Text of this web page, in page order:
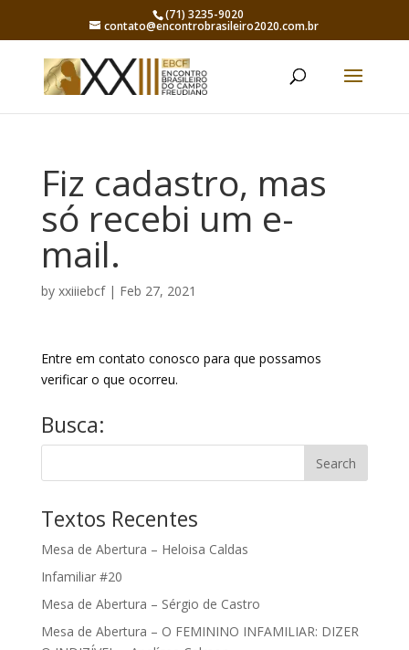
(71) 3235-9020
contato@encontrobrasileiro2020.com.br
Fiz cadastro, mas
só recebi um e-
mail.
by xxiiiebcf| Feb 27, 2021
Entre em contato conosco para que possamos
verificar o que ocorreu.
Busca:
Textos Recentes
Mesa de Abertura – Heloisa Caldas
Infamiliar #20
Mesa de Abertura – Sérgio de Castro
Mesa de Abertura – O FEMININO INFAMILIAR: DIZER